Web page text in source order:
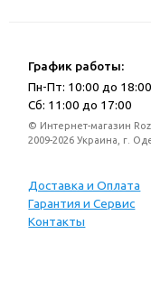
График работы:
Пн-Пт: 10:00 до 18:00
Сб: 11:00 до 17:00
© Интернет-магазин
2009-2026 Украина, г.
Доставка и Оплата
Гарантия и Сервис
Контакты